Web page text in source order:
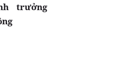
trưởng